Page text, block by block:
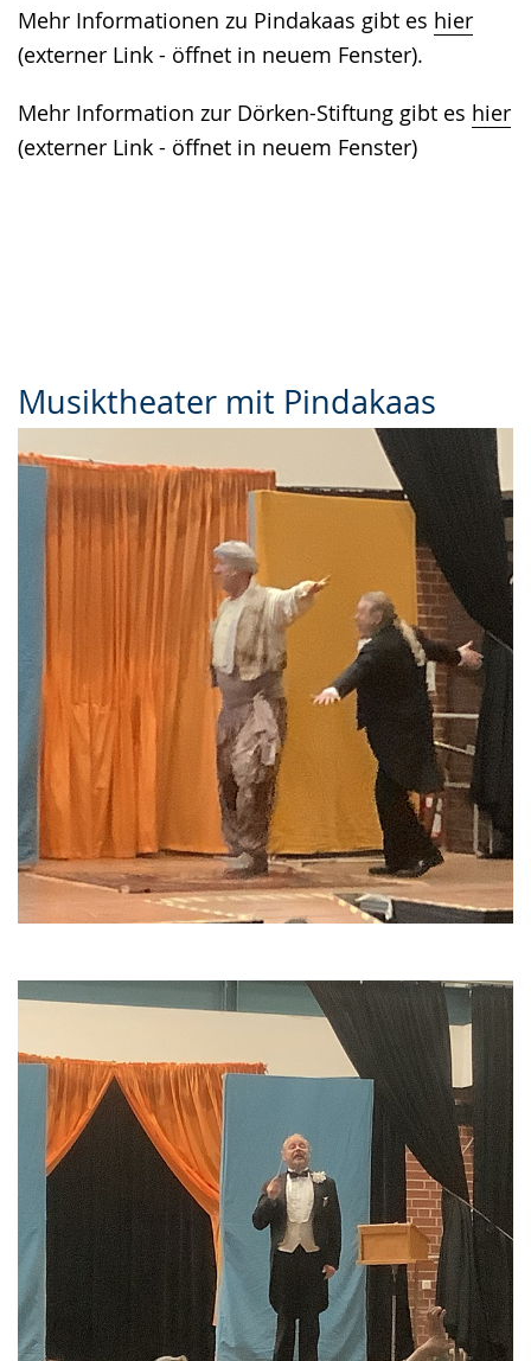
Mehr Informationen zu Pindakaas gibt es hier
(externer Link - öffnet in neuem Fenster).
Mehr Information zur Dörken-Stiftung gibt es hier
(externer Link - öffnet in neuem Fenster)
Musiktheater mit Pindakaas